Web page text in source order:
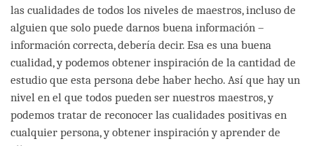
las cualidades de todos los niveles de maestros, incluso de
alguien que solo puede darnos buena información –
información correcta, debería decir. Esa es una buena
cualidad, y podemos obtener inspiración de la cantidad de
estudio que esta persona debe haber hecho. Así que hay un
nivel en el que todos pueden ser nuestros maestros, y
podemos tratar de reconocer las cualidades positivas en
cualquier persona, y obtener inspiración y aprender de